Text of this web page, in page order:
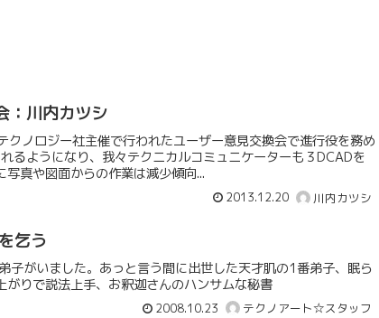
：川内カツシ
ノロジー社主催で行われたユーザー意見交換会で進行役を務め
るようになり、我々テクニカルコミュニケーターも３DCADを
真や図面からの作業は減少傾向...
2013.12.20 川内カツシ
乞う
子がいました。あっと言う間に出世した天才肌の1番弟子、眠ら
がりで説法上手、お釈迦さんのハンサムな秘書
2008.10.23 テクノアート☆スタッフ